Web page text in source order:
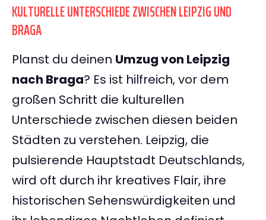
KULTURELLE UNTERSCHIEDE ZWISCHEN LEIPZIG UND
BRAGA
Planst du deinen Umzug von Leipzig
nach Braga? Es ist hilfreich, vor dem
großen Schritt die kulturellen
Unterschiede zwischen diesen beiden
Städten zu verstehen. Leipzig, die
pulsierende Hauptstadt Deutschlands,
wird oft durch ihr kreatives Flair, ihre
historischen Sehenswürdigkeiten und